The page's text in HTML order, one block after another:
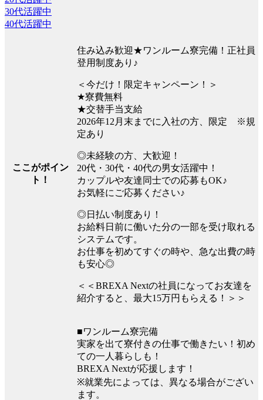
30代活躍中
40代活躍中
ここがポイン
ト！
住み込み歓迎★ワンルーム寮完備！正社員
登用制度あり♪
＜今だけ！限定キャンペーン！＞
★寮費無料
★交替手当支給
2026年12月末までに入社の方、限定 ※規
定あり
◎未経験の方、大歓迎！
20代・30代・40代の男女活躍中！
カップルや友達同士での応募もOK♪
お気軽にご応募ください♪
◎日払い制度あり！
お給料日前に働いた分の一部を受け取れる
システムです。
お仕事を初めてすぐの時や、急な出費の時
も安心◎
＜＜BREXA Nextの社員になってお友達を
紹介すると、最大15万円もらえる！＞＞
■ワンルーム寮完備
実家を出て寮付きの仕事で働きたい！初め
ての一人暮らしも！
BREXA Nextが応援します！
※就業先によっては、異なる場合がござい
ます。